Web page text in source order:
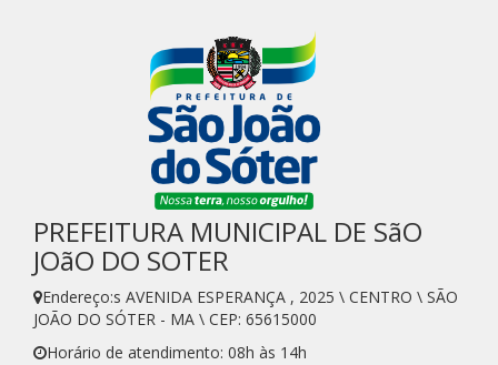
PREFEITURA MUNICIPAL DE SãO
JOãO DO SOTER
Endereço:s AVENIDA ESPERANÇA , 2025 \ CENTRO \ SÃO
JOÃO DO SÓTER - MA \ CEP: 65615000
Horário de atendimento: 08h às 14h